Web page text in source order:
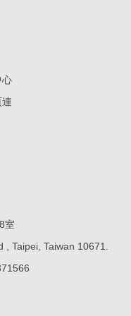
心
室
Taipei, Taiwan 10671.